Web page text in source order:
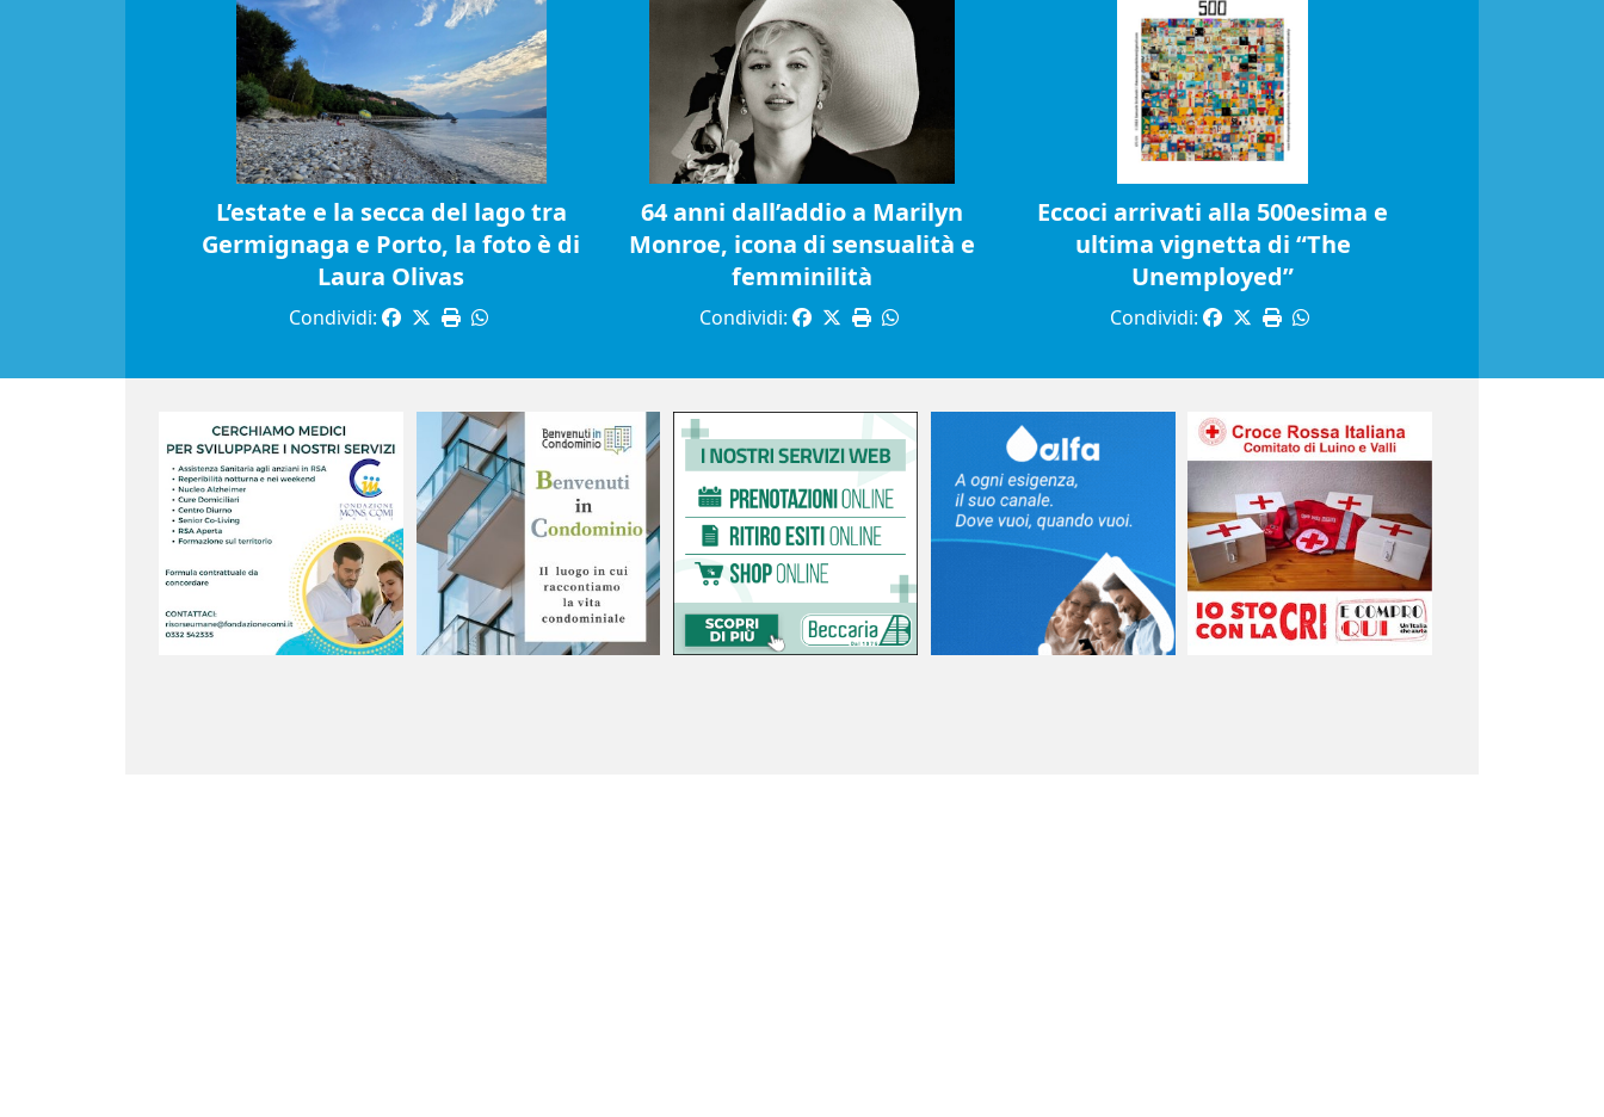
L’estate e la secca del lago tra
Germignaga e Porto, la foto è di
Laura Olivas
Condividi:
64 anni dall’addio a Marilyn
Monroe, icona di sensualità e
femminilità
Condividi:
Eccoci arrivati alla 500esima e
ultima vignetta di “The
Unemployed”
Condividi: